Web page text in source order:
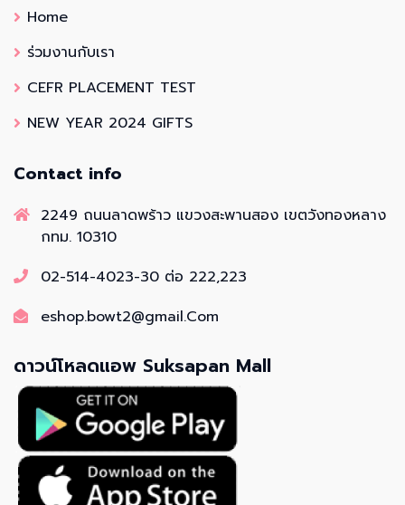
Home
ร่วมงานกับเรา
CEFR PLACEMENT TEST
NEW YEAR 2024 GIFTS
Contact info
2249 ถนนลาดพร้าว แขวงสะพานสอง เขตวังทองหลาง
กทม. 10310
02-514-4023-30 ต่อ 222,223
eshop.bowt2@gmail.Com
ดาวน์โหลดแอพ Suksapan Mall